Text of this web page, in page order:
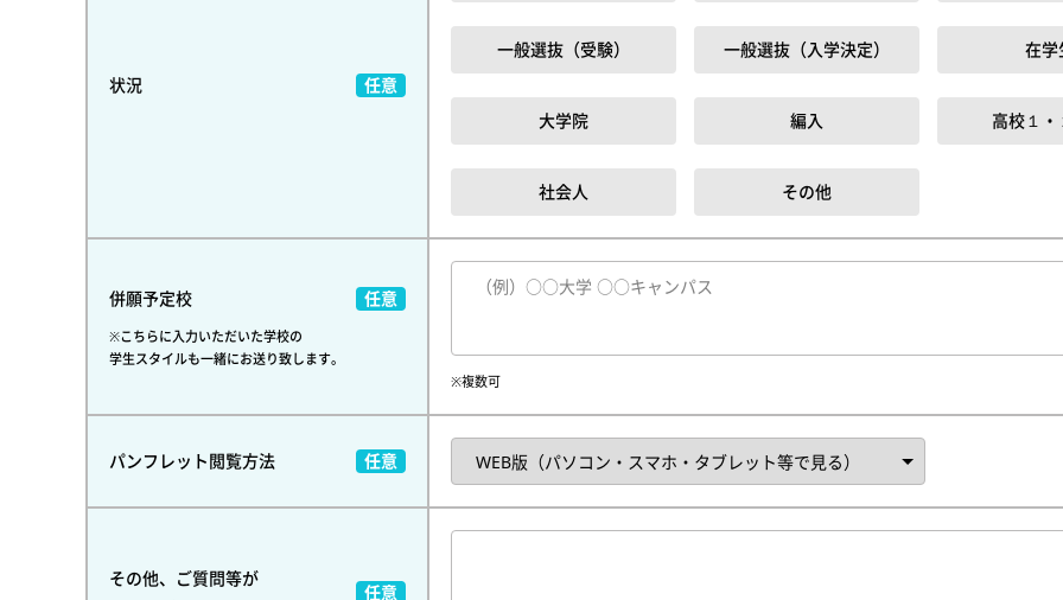
状況
一般選抜（受験） 一般選抜（入学決定） 在学
大学院 編入 高校１
社会人 その他
併願予定校
※こちらに入力いただいた学校の
学生スタイルも一緒にお送り致します。
※複数可
パンフレット閲覧方法
その他、ご質問等が